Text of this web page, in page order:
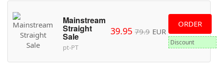
Mainstream
Straight
Sale
pt-PT
39.95 79.9 EUR
ORDER
Discount